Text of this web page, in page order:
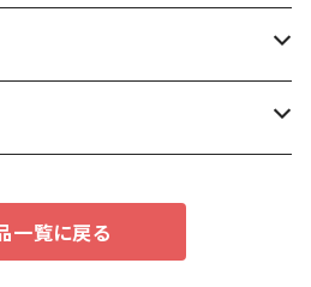
一覧に戻る